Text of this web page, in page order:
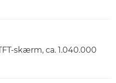
skærm, ca. 1.040.000